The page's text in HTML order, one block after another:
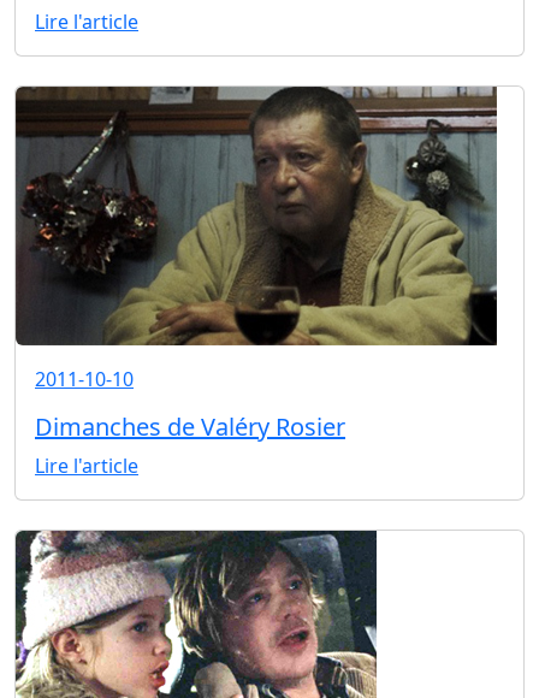
Lire l'article
2011-10-10
Dimanches de Valéry Rosier
Lire l'article